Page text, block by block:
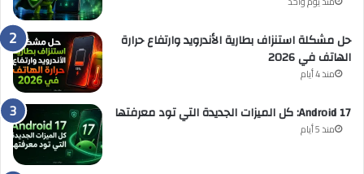
حل مشكلة استنزاف بطارية الأندرويد وارتفاع حرارة
الهاتف في 2026
منذ 4 أيام
Android 17: كل الميزات الجديدة التي تود معرفتها
منذ 5 أيام